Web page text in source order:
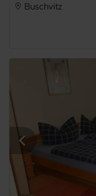
Buschvitz